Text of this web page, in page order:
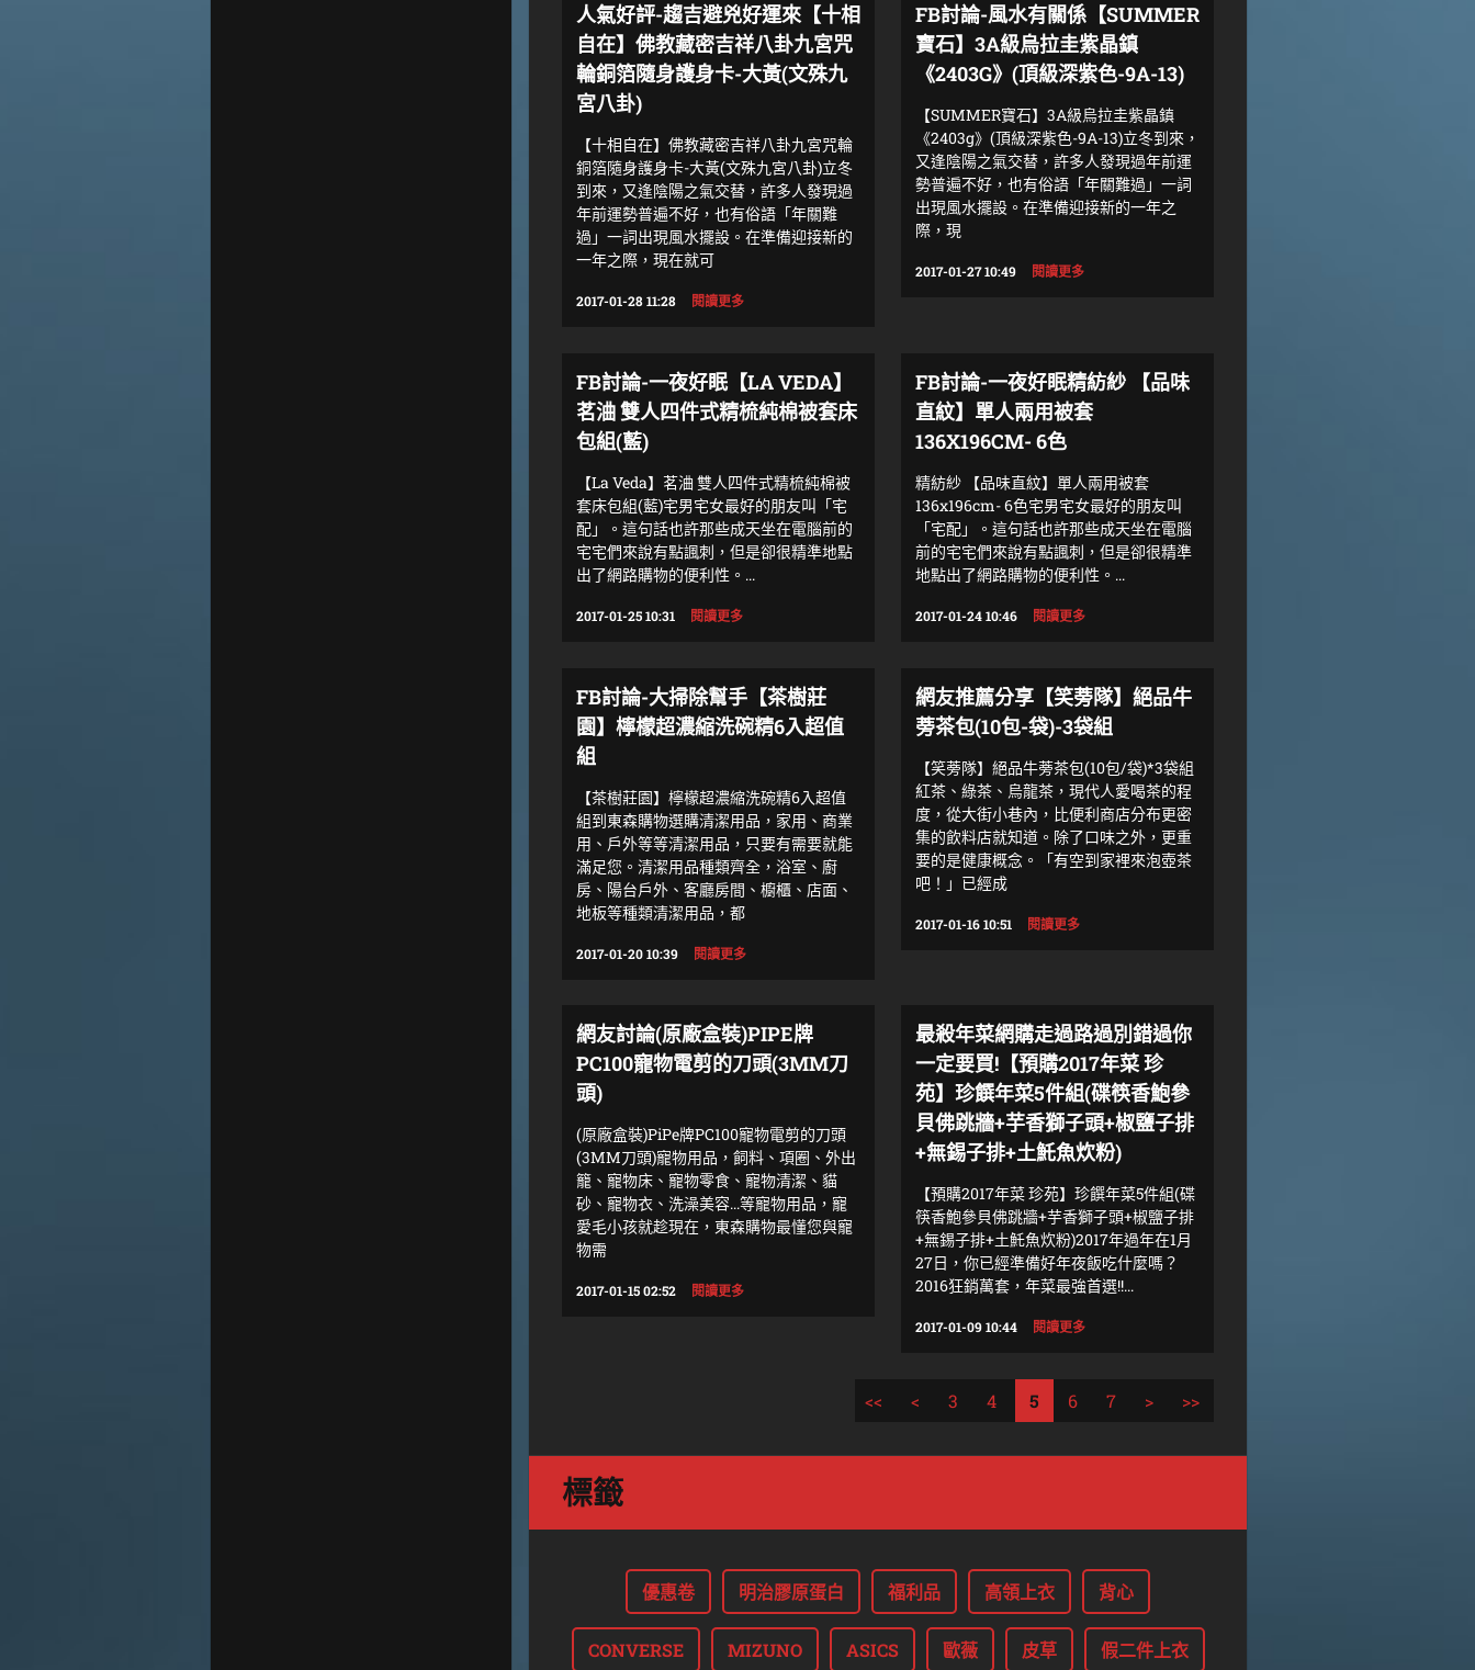
人氣好評-趨吉避兇好運來【十相
自在】佛教藏密吉祥八卦九宮咒
輪銅箔隨身護身卡-大黃(文殊九
宮八卦)
【十相自在】佛教藏密吉祥八卦九宮咒輪
銅箔隨身護身卡-大黃(文殊九宮八卦)立冬
到來，又逢陰陽之氣交替，許多人發現過
年前運勢普遍不好，也有俗語「年關難
過」一詞出現風水擺設。在準備迎接新的
一年之際，現在就可
2017-01-28 11:28 閱讀更多
FB討論-風水有關係【SUMMER
寶石】3A級烏拉圭紫晶鎮
《2403G》(頂級深紫色-9A-13)
【SUMMER寶石】3A級烏拉圭紫晶鎮
《2403g》(頂級深紫色-9A-13)立冬到來，
又逢陰陽之氣交替，許多人發現過年前運
勢普遍不好，也有俗語「年關難過」一詞
出現風水擺設。在準備迎接新的一年之
際，現
2017-01-27 10:49 閱讀更多
FB討論-一夜好眠【LA VEDA】
茗浀 雙人四件式精梳純棉被套床
包組(藍)
【La Veda】茗浀 雙人四件式精梳純棉被
套床包組(藍)宅男宅女最好的朋友叫「宅
配」。這句話也許那些成天坐在電腦前的
宅宅們來說有點諷刺，但是卻很精準地點
出了網路購物的便利性。...
2017-01-25 10:31 閱讀更多
FB討論-一夜好眠精紡紗 【品味
直紋】單人兩用被套
136X196CM- 6色
精紡紗 【品味直紋】單人兩用被套
136x196cm- 6色宅男宅女最好的朋友叫
「宅配」。這句話也許那些成天坐在電腦
前的宅宅們來說有點諷刺，但是卻很精準
地點出了網路購物的便利性。...
2017-01-24 10:46 閱讀更多
FB討論-大掃除幫手【茶樹莊
園】檸檬超濃縮洗碗精6入超值
組
【茶樹莊園】檸檬超濃縮洗碗精6入超值
組到東森購物選購清潔用品，家用、商業
用、戶外等等清潔用品，只要有需要就能
滿足您。清潔用品種類齊全，浴室、廚
房、陽台戶外、客廳房間、櫥櫃、店面、
地板等種類清潔用品，都
2017-01-20 10:39 閱讀更多
網友推薦分享【笑蒡隊】絕品牛
蒡茶包(10包-袋)-3袋組
【笑蒡隊】絕品牛蒡茶包(10包/袋)*3袋組
紅茶、綠茶、烏龍茶，現代人愛喝茶的程
度，從大街小巷內，比便利商店分布更密
集的飲料店就知道。除了口味之外，更重
要的是健康概念。「有空到家裡來泡壺茶
吧！」已經成
2017-01-16 10:51 閱讀更多
網友討論(原廠盒裝)PIPE牌
PC100寵物電剪的刀頭(3MM刀
頭)
(原廠盒裝)PiPe牌PC100寵物電剪的刀頭
(3MM刀頭)寵物用品，飼料、項圈、外出
籠、寵物床、寵物零食、寵物清潔、貓
砂、寵物衣、洗澡美容...等寵物用品，寵
愛毛小孩就趁現在，東森購物最懂您與寵
物需
2017-01-15 02:52 閱讀更多
最殺年菜網購走過路過別錯過你
一定要買!【預購2017年菜 珍
苑】珍饌年菜5件組(碟筷香鮑參
貝佛跳牆+芋香獅子頭+椒鹽子排
+無錫子排+土魠魚炊粉)
【預購2017年菜 珍苑】珍饌年菜5件組(碟
筷香鮑參貝佛跳牆+芋香獅子頭+椒鹽子排
+無錫子排+土魠魚炊粉)2017年過年在1月
27日，你已經準備好年夜飯吃什麼嗎？
2016狂銷萬套，年菜最強首選!!...
2017-01-09 10:44 閱讀更多
<< < 3 4 5 6 7 > >>
標籤
優惠卷 明治膠原蛋白 福利品 高領上衣 背心
CONVERSE MIZUNO ASICS 歐薇 皮草 假二件上衣